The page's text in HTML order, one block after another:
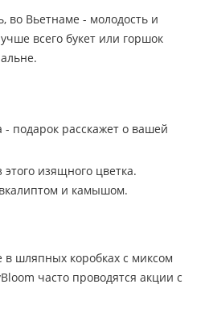
во Вьетнаме - молодость и
всего букет или горшок
- подарок расскажет о вашей
изящного цветка.
и камышом.
шляпных коробках с миксом
часто проводятся акции с